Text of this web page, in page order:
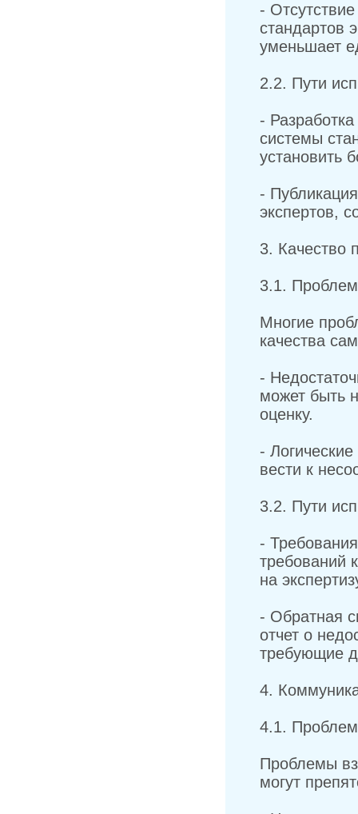
-
стандартов
уменьшает
2.2. Пути
-
системы
установить
-
экспертов,
3. Качество
3.1.
Многие
качества
-
может быть
оценку.
-
вести к
3.2. Пути
-
требований
на
- Обратная
отчет о
требующие
4.
4.1.
Проблемы
могут